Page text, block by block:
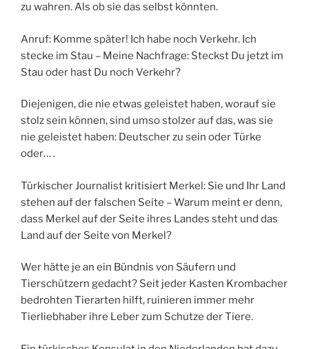
zu wahren. Als ob sie das selbst könnten.
Anruf: Komme später! Ich habe noch Verkehr. Ich
stecke im Stau – Meine Nachfrage: Steckst Du jetzt im
Stau oder hast Du noch Verkehr?
Diejenigen, die nie etwas geleistet haben, worauf sie
stolz sein können, sind umso stolzer auf das, was sie
nie geleistet haben: Deutscher zu sein oder Türke
oder… .
Türkischer Journalist kritisiert Merkel: Sie und Ihr Land
stehen auf der falschen Seite – Warum meint er denn,
dass Merkel auf der Seite ihres Landes steht und das
Land auf der Seite von Merkel?
Wer hätte je an ein Bündnis von Säufern und
Tierschützern gedacht? Seit jeder Kasten Krombacher
bedrohten Tierarten hilft, ruinieren immer mehr
Tierliebhaber ihre Leber zum Schutze der Tiere.